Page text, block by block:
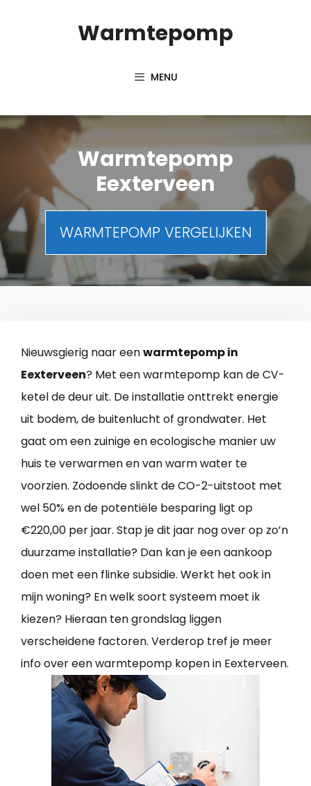
Warmtepomp
MENU
Warmtepomp
Eexterveen
WARMTEPOMP VERGELIJKEN
Nieuwsgierig naar eenwarmtepomp in
Eexterveen? Met een warmtepomp kan de CV-
ketel de deur uit. De installatie onttrekt energie
uit bodem, de buitenlucht of grondwater. Het
gaat om een zuinige en ecologische manier uw
huis te verwarmen en van warm water te
voorzien. Zodoende slinkt de CO-2-uitstoot met
wel 50% en de potentiële besparing ligt op
€220,00 per jaar. Stap je dit jaar nog over op zo’n
duurzame installatie? Dan kan je een aankoop
doen met een flinke subsidie. Werkt het ook in
mijn woning? En welk soort systeem moet ik
kiezen? Hieraan ten grondslag liggen
verscheidene factoren. Verderop tref je meer
info over een warmtepomp kopen in Eexterveen.